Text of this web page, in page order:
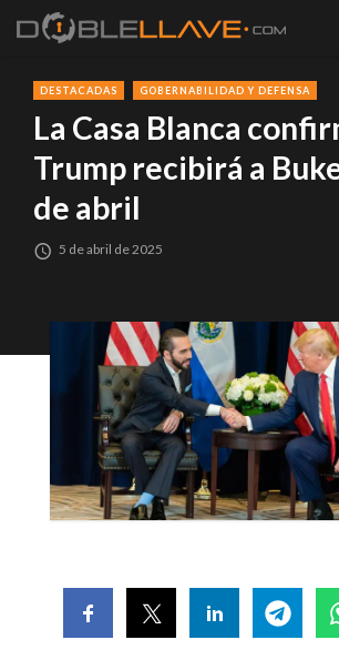
DESTACADAS GOBERNABILIDAD Y DEFENSA
La Casa Blanca
Trump recibirá a
de abril
5 de abril de 2025